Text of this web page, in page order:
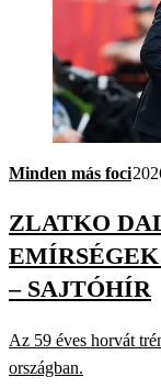
Minden más foci
ZLATKO
– SAJTÓHÍR
Az 59 éves horvát
országban.